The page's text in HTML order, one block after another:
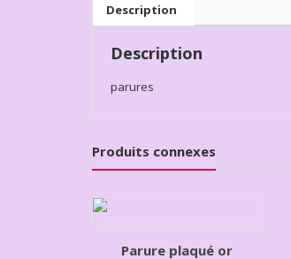
Description
Description
parures
Produits connexes
Parure plaqué or